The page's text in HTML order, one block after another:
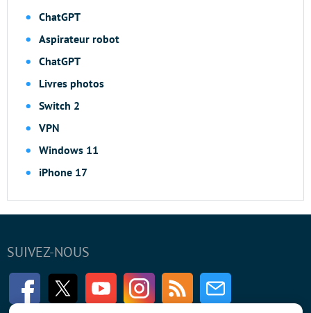
ChatGPT
Aspirateur robot
ChatGPT
Livres photos
Switch 2
VPN
Windows 11
iPhone 17
SUIVEZ-NOUS
FacebookTwitter Youtube InstagramRSS Newsletter